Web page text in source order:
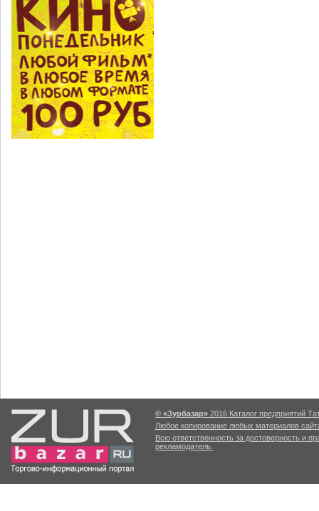
© «Зурбазар» 2016 Каталог предприятий
Любое копирование любых материалов
Всю ответственность за достоверность и
рекламодатель.